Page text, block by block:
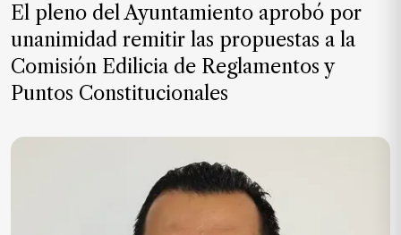
Suscríbete ahora
NOTICIAS
El pleno del Ayuntamiento aprobó por
unanimidad remitir las propuestas a la
Comisión Edilicia de Reglamentos y
Puntos Constitucionales